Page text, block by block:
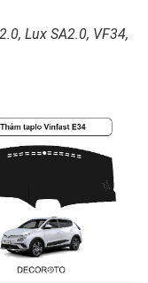
Lux SA2.0, VF34,